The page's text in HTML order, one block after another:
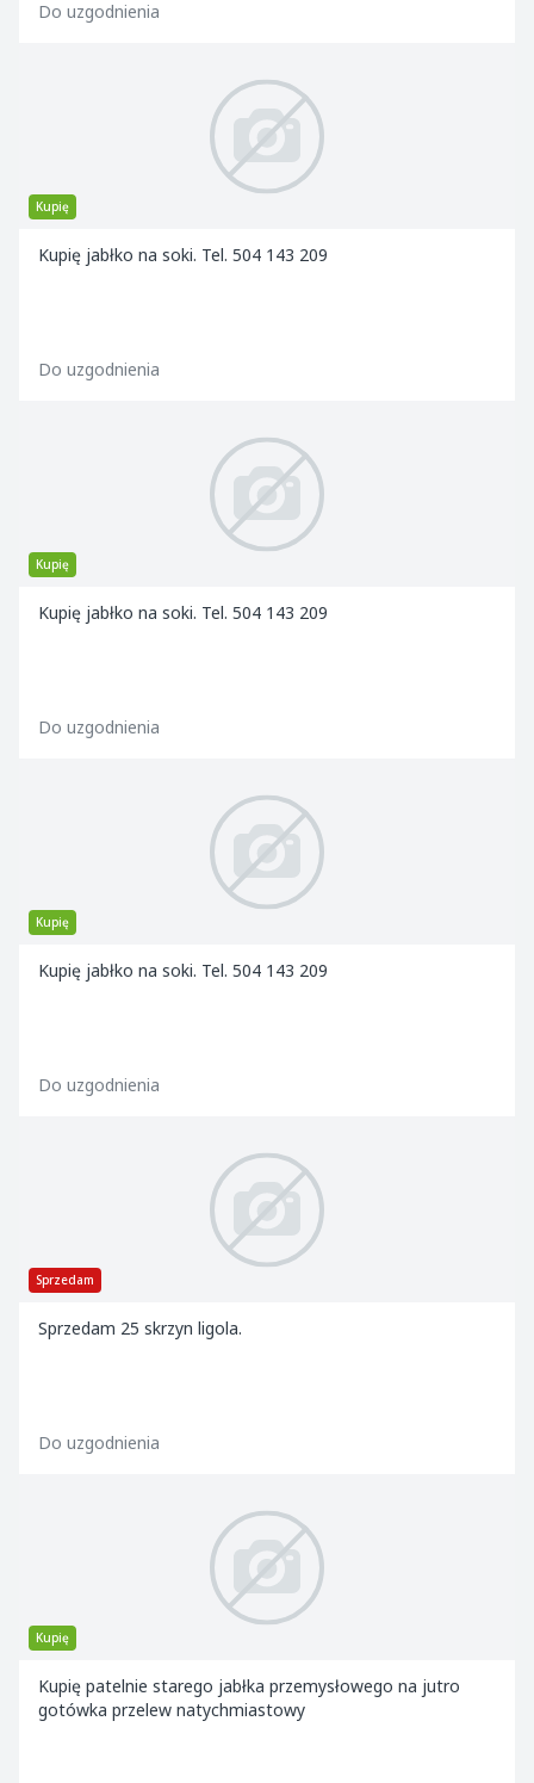
Do uzgodnienia
Kupię
Kupię jabłko na soki. Tel. 504 143 209
Do uzgodnienia
Kupię
Kupię jabłko na soki. Tel. 504 143 209
Do uzgodnienia
Kupię
Kupię jabłko na soki. Tel. 504 143 209
Do uzgodnienia
Sprzedam
Sprzedam 25 skrzyn ligola.
Do uzgodnienia
Kupię
Kupię patelnie starego jabłka przemysłowego na jutro
gotówka przelew natychmiastowy